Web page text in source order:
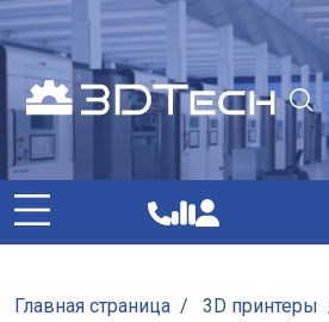
Главная страница / 3D принтеры